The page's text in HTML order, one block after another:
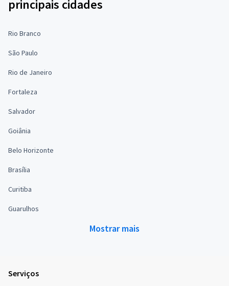
principais cidades
Rio Branco
São Paulo
Rio de Janeiro
Fortaleza
Salvador
Goiânia
Belo Horizonte
Brasília
Curitiba
Guarulhos
Mostrar mais
Serviços